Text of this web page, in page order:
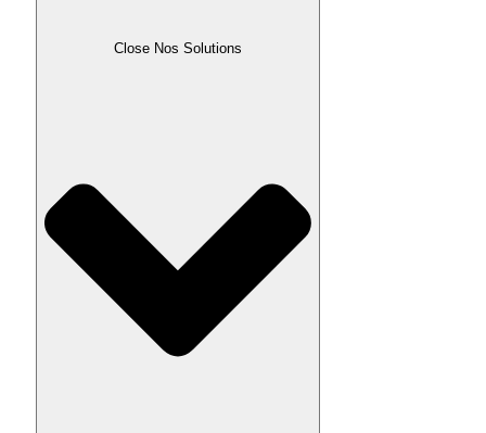
Close Nos Solutions